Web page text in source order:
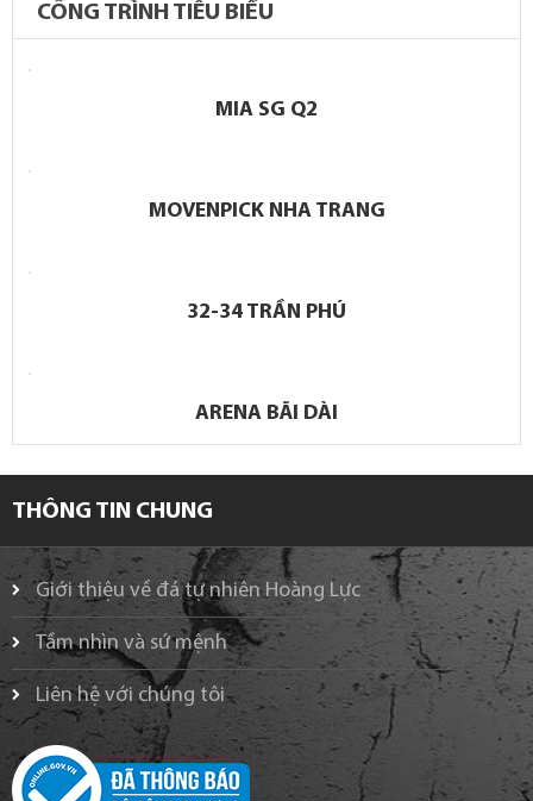
CÔNG TRÌNH TIÊU BIỂU
MIA SG Q2
MOVENPICK NHA TRANG
32-34 TRẦN PHÚ
ARENA BÃI DÀI
THÔNG TIN CHUNG
Giới thiệu về đá tự nhiên Hoàng Lực
Tầm nhìn và sứ mệnh
Liên hệ với chúng tôi